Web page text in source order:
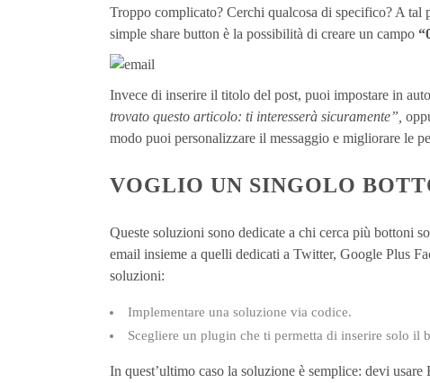
Troppo complicato? Cerchi qualcosa di specifico? A
simple share button è la possibilità di creare un campo
Invece di inserire il titolo del post, puoi impostare in
trovato questo articolo: ti interesserà sicuramente”,
modo puoi personalizzare il messaggio e migliorare le
VOGLIO UN SINGOLO
Queste soluzioni sono dedicate a chi cerca più bottoni
email insieme a quelli dedicati a Twitter, Google Plus
soluzioni:
Implementare una soluzione via codice.
Scegliere un plugin che ti permetta di inserire solo il
In quest’ultimo caso la soluzione è semplice: devi